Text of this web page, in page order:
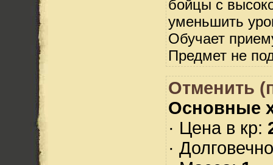
бойцы с
уменьшить
Обучает
Предмет не
Отменить
Основные
· Цена в кр:
·